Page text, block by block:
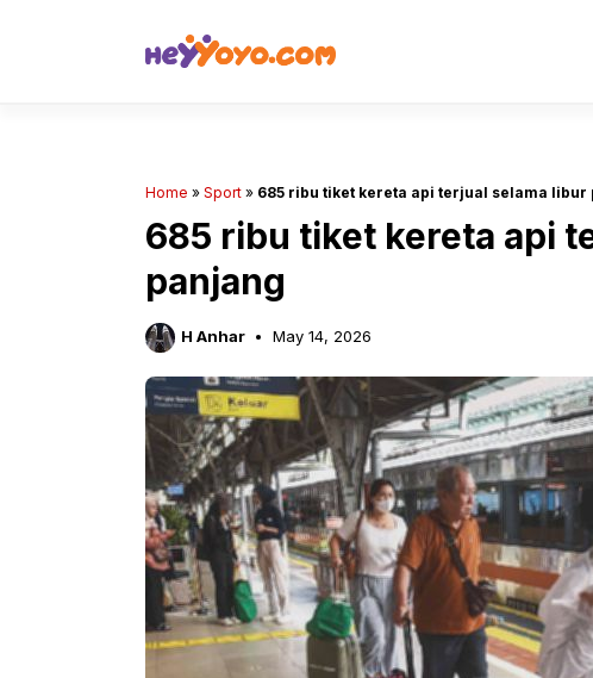
Home » Sport » 685 ribu tiket kereta api terjual selama libur
685 ribu tiket kereta api
panjang
H Anhar May 14, 2026